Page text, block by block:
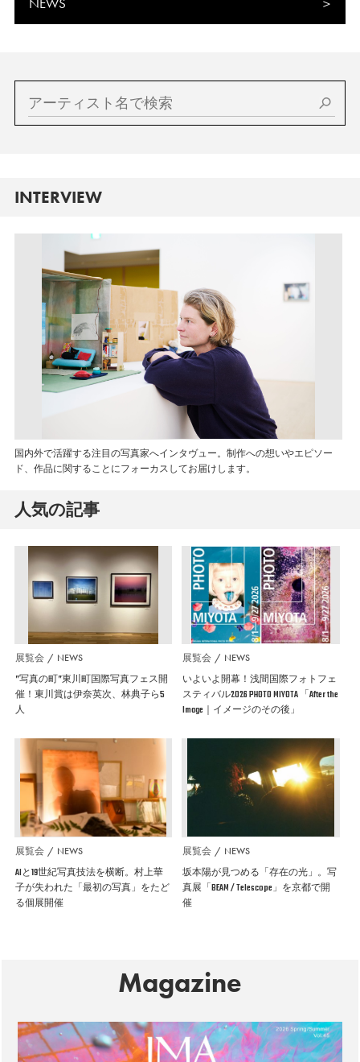
NEWS
INTERVIEW
国内外で活躍する注目の写真家へインタヴュー。制作への想いやエピソー
ド、作品に関することにフォーカスしてお届けします。
人気の記事
展覧会 NEWS
”写真の町”東川町国際写真フェス開
催！東川賞は伊奈英次、林典子ら5
人
展覧会 NEWS
いよいよ開幕！浅間国際フォトフェ
スティバル2026 PHOTO MIYOTA 「After the
Image｜イメージのその後」
展覧会 NEWS
AIと19世紀写真技法を横断。村上華
子が失われた「最初の写真」をたど
る個展開催
展覧会 NEWS
坂本陽が見つめる「存在の光」。写
真展「BEAM / Telescope」を京都で開
催
Magazine